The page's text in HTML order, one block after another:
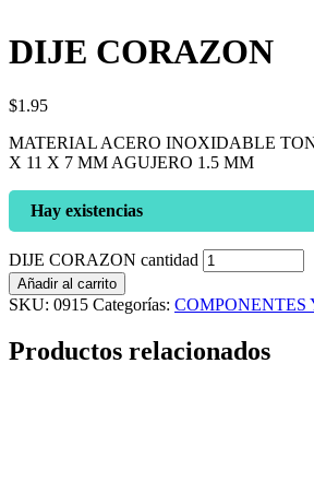
DIJE CORAZON
$1.95
MATERIAL ACERO INOXIDABLE
X 11 X 7 MM AGUJERO 1.5 MM
Hay existencias
DIJE CORAZON cantidad
Añadir al carrito
SKU: 0915 Categorías: COMPONENTES
Productos relacionados